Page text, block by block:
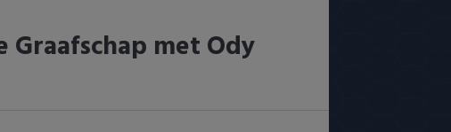
Graafschap met Ody